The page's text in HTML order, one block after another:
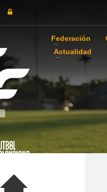
Federación
Actualidad